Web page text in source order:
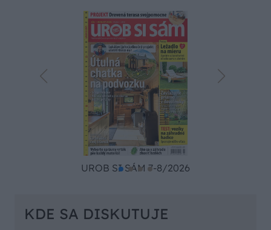
UROB SI SÁM 7-8/2026
KDE SA DISKUTUJE